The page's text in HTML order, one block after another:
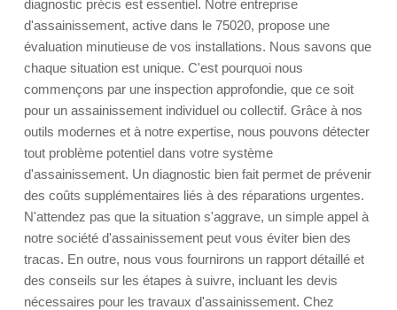
diagnostic précis est essentiel. Notre entreprise
d'assainissement, active dans le 75020, propose une
évaluation minutieuse de vos installations. Nous savons que
chaque situation est unique. C'est pourquoi nous
commençons par une inspection approfondie, que ce soit
pour un assainissement individuel ou collectif. Grâce à nos
outils modernes et à notre expertise, nous pouvons détecter
tout problème potentiel dans votre système
d'assainissement. Un diagnostic bien fait permet de prévenir
des coûts supplémentaires liés à des réparations urgentes.
N'attendez pas que la situation s'aggrave, un simple appel à
notre société d'assainissement peut vous éviter bien des
tracas. En outre, nous vous fournirons un rapport détaillé et
des conseils sur les étapes à suivre, incluant les devis
nécessaires pour les travaux d'assainissement. Chez